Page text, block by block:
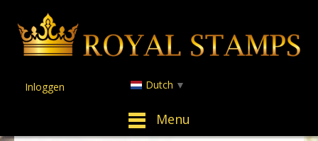
Menu
Inloggen Dutch ▼